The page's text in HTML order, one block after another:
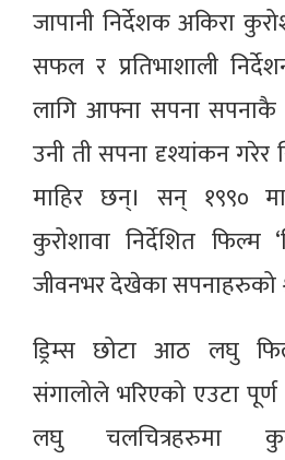
जापानी निर्देशक अकिरा
सफल र प्रतिभाशाली
लागि आफ्ना सपना सपनाकै
उनी ती सपना दृश्यांकन गरेर
माहिर छन्। सन् १९९०
कुरोशावा निर्देशित फिल्म
जीवनभर देखेका सपनाहरुको
ड्रिम्स छोटा आठ लघु
संगालोले भरिएको एउटा
लघु चलचित्रहरुमा